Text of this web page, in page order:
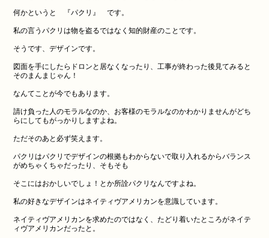
何かというと 『パクリ』 です。
私の言うパクリは物を盗るではなく知的財産のことです。
そうです、デザインです。
図面を手にしたらドロンと居なくなったり、工事が終わった後見てみると
そのまんまじゃん！
なんてことが今でもあります。
請け負った人のモラルなのか、お客様のモラルなのかわかりませんがどち
らにしてもがっかりしますよね。
ただそのあと必ず笑えます。
パクリはパクリでデザインの根拠もわからないで取り入れるからバランス
がめちゃくちゃだったり、そもそも
そこにはおかしいでしょ！とか所詮パクリなんですよね。
私の好きなデザインはネイティヴアメリカンを意識しています。
ネイティヴアメリカンを求めたのではなく、たどり着いたところがネイテ
ィヴアメリカンだったと。